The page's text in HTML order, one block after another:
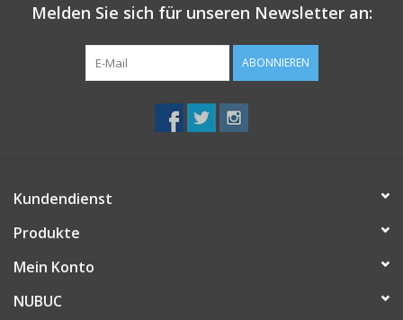
Melden Sie sich für unseren Newsletter an:
ABONNIEREN
Kundendienst
Produkte
Mein Konto
NUBUC